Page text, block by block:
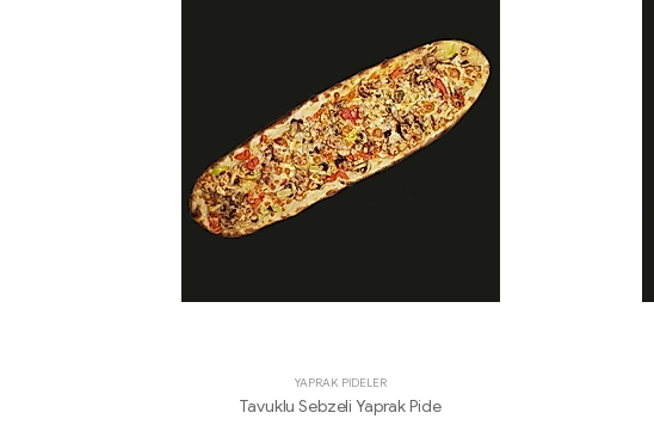
YAPRAK PİDELER
Tavuklu Sebzeli Yaprak Pide